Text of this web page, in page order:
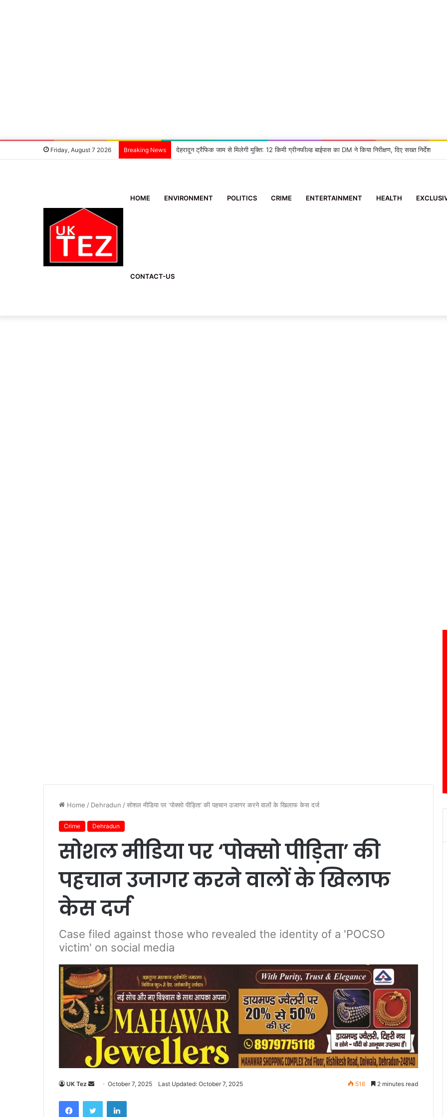
Friday, August 7 2026 Breaking News देहरादून ट्रैफिक जाम से मिलेगी मुक्ति: 12 किमी ग्रीनफील्ड बाईपास का DM ने किया निरीक्षण, दिए सख्त निर्देश
HOME ENVIRONMENT POLITICS CRIME ENTERTAINMENT HEALTH
CONTACT-US
Home / Dehradun /सोशल मीडिया पर ‘पोक्सो पीड़िता’ की पहचान उजागर करने वालों के खिलाफ केस दर्ज
Crime Dehradun
सोशल मीडिया पर ‘पोक्सो पीड़िता’ की
पहचान उजागर करने वालों के खिलाफ
केस दर्ज
Case filed against those who revealed the identity of a 'POCSO
victim' on social media
UK Tez
n
October 7, 2025 Last Updated: October 7, 2025 516 2 minutes read